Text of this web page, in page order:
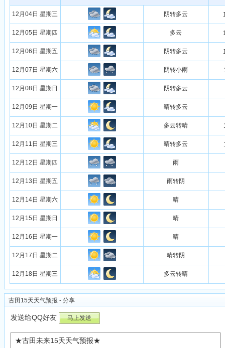
12月04日 星期三 阴转多云
12月05日 星期四 多云
12月06日 星期五 阴转多云
12月07日 星期六 阴转小雨
12月08日 星期日 阴转多云
12月09日 星期一 晴转多云
12月10日 星期二 多云转晴
12月11日 星期三 晴转多云
12月12日 星期四 雨
12月13日 星期五 雨转阴
12月14日 星期六 晴
12月15日 星期日 晴
12月16日 星期一 晴
12月17日 星期二 晴转阴
12月18日 星期三 多云转晴
古田15天天气预报 - 分享
发送给QQ好友